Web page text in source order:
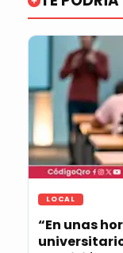
LOCAL
“En unas